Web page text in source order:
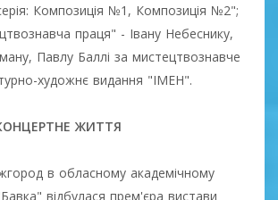
Композиція №1, Композиція №2";
праця" - Івану Небеснику,
Павлу Баллі за мистецтвознавче
художнє видання "ІМЕН".
ЖИТТЯ
в обласному академічному
відбулася прем'єра вистави